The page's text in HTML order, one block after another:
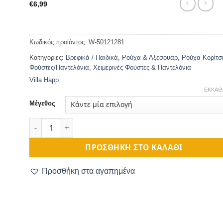
€6,99
Κωδικός προϊόντος: W-50121281
Κατηγορίες: Βρεφικά / Παιδικά, Ρούχα & Αξεσουάρ, Ρούχα Κορίτσι
Φούστες/Παντελόνια, Χειμερινές Φούστες & Παντελόνια
Villa Happ
Μέγεθος
ΠΡΟΣΘΉΚΗ ΣΤΟ ΚΑΛΆΘΙ
Προσθήκη στα αγαπημένα